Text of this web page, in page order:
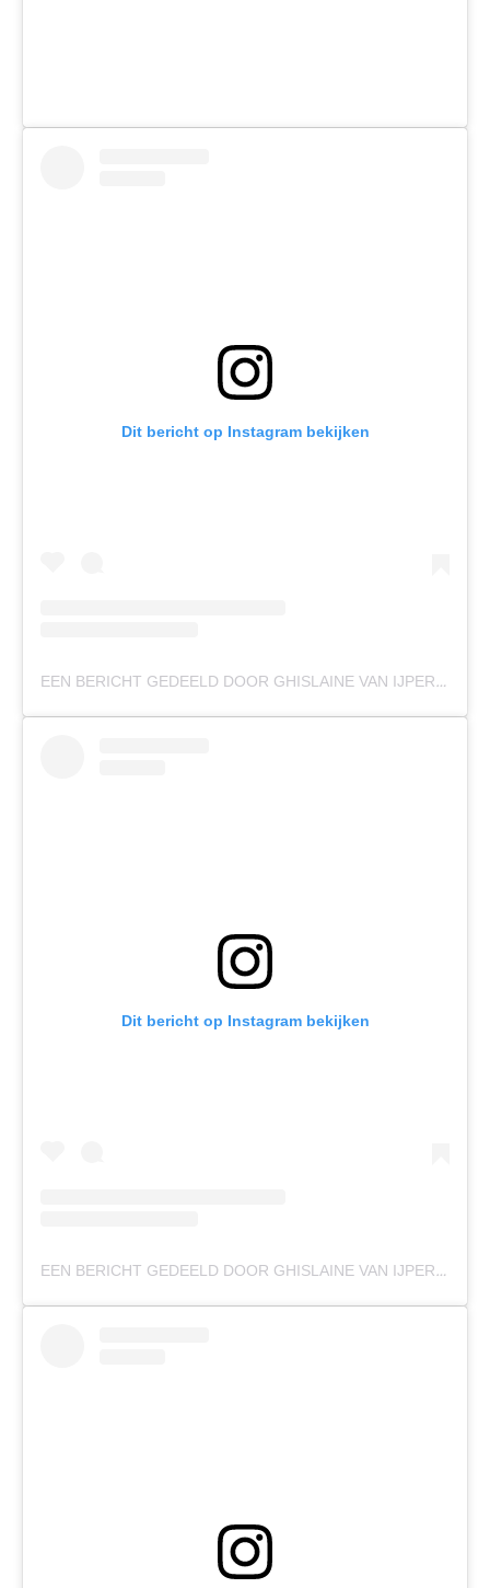
Dit bericht op Instagram bekijken
EEN BERICHT GEDEELD DOOR GHISLAINE VAN IJPEREN (@GHISLAINEVANIJPEREN)
Dit bericht op Instagram bekijken
EEN BERICHT GEDEELD DOOR GHISLAINE VAN IJPEREN (@GHISLAINEVANIJPEREN)